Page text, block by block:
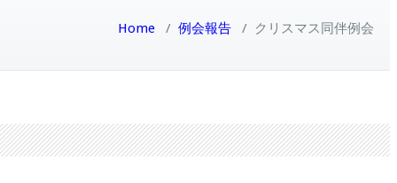
Home / 例会報告 / クリスマス同伴例会